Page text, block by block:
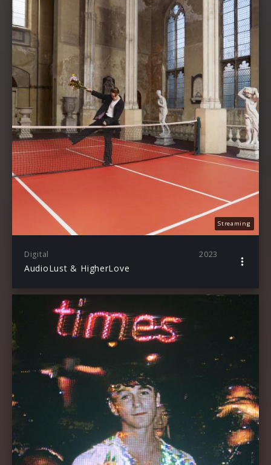
Streaming
Digital 2023
AudioLust & HigherLove